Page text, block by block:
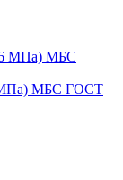
МПа) МБС ГОСТ